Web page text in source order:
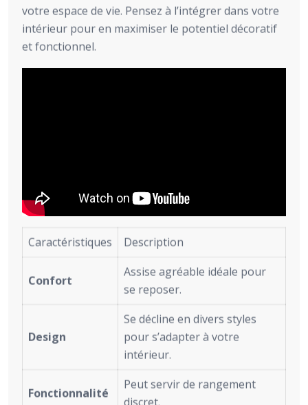
votre espace de vie. Pensez à l’intégrer dans votre
intérieur pour en maximiser le potentiel décoratif
et fonctionnel.
Caractéristiques Description
Confort
Assise agréable idéale pour
se reposer.
Design
Se décline en divers styles
pour s’adapter à votre
intérieur.
Fonctionnalité
Peut servir de rangement